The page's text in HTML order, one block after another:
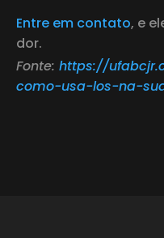
Entre em contato, e
dor.
Fonte: https://
como-usa-los-na-